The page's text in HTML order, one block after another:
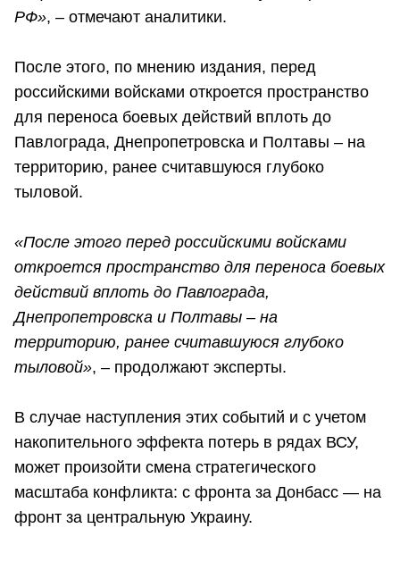
РФ», – отмечают аналитики.
После этого, по мнению издания, перед
российскими войсками откроется пространство
для переноса боевых действий вплоть до
Павлограда, Днепропетровска и Полтавы – на
территорию, ранее считавшуюся глубоко
тыловой.
«После этого перед российскими войсками
откроется пространство для переноса боевых
действий вплоть до Павлограда,
Днепропетровска и Полтавы – на
территорию, ранее считавшуюся глубоко
тыловой», – продолжают эксперты.
В случае наступления этих событий и с учетом
накопительного эффекта потерь в рядах ВСУ,
может произойти смена стратегического
масштаба конфликта: с фронта за Донбасс — на
фронт за центральную Украину.